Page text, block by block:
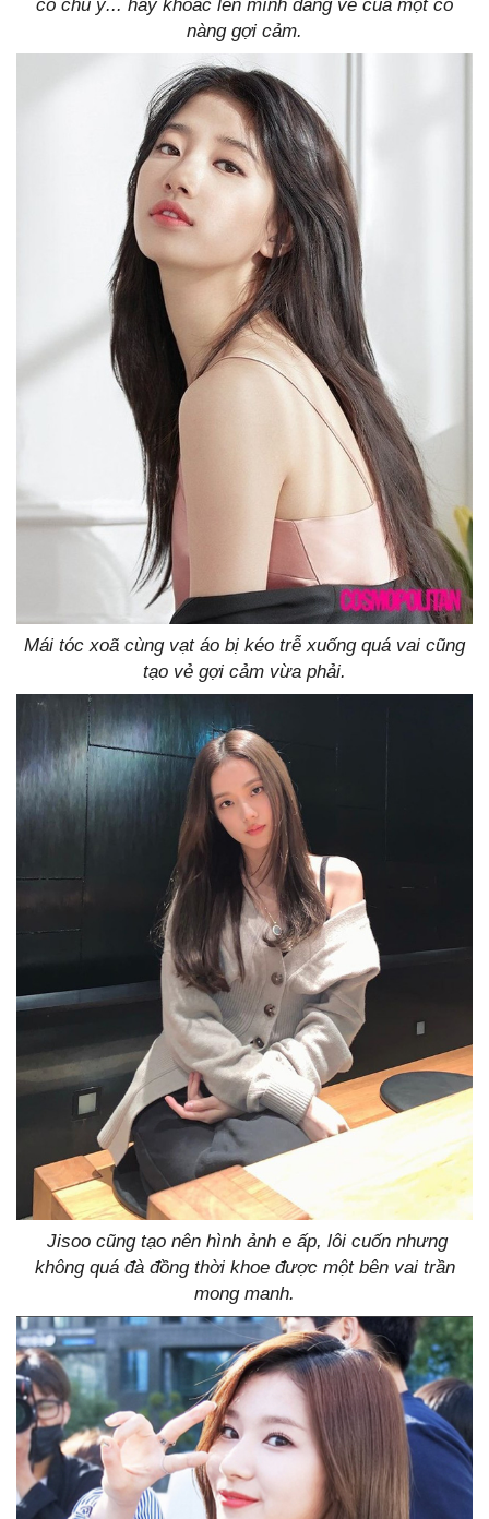
có chủ ý... hay khoác lên mình dáng vẻ của một cô
nàng gợi cảm.
Mái tóc xoã cùng vạt áo bị kéo trễ xuống quá vai cũng
tạo vẻ gợi cảm vừa phải.
Jisoo cũng tạo nên hình ảnh e ấp, lôi cuốn nhưng
không quá đà đồng thời khoe được một bên vai trần
mong manh.